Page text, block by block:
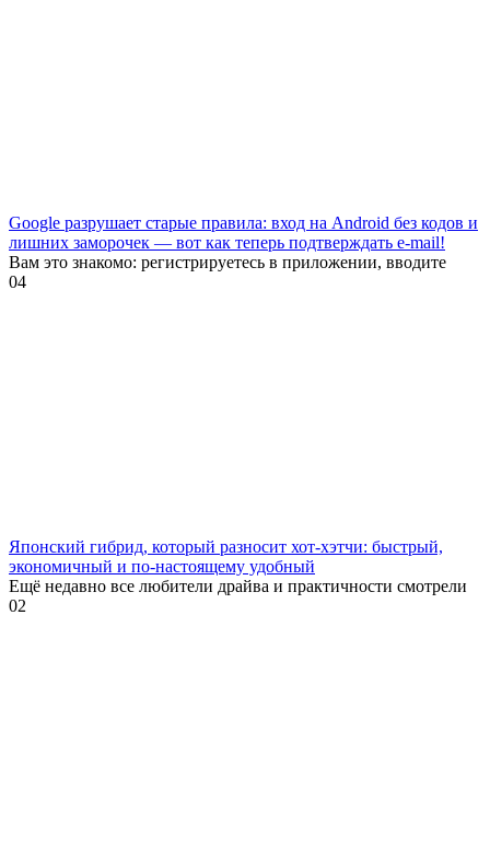
Google разрушает старые правила: вход на Android без кодов и
лишних заморочек — вот как теперь подтверждать e-mail!
Вам это знакомо: регистрируетесь в приложении, вводите
04
Японский гибрид, который разносит хот-хэтчи: быстрый,
экономичный и по-настоящему удобный
Ещё недавно все любители драйва и практичности смотрели
02